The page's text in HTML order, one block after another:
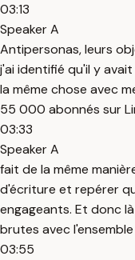
03:13
Speaker A
Antipersonas, leurs
j'ai identifié qu'il y
la même chose avec
55 000 abonnés sur
03:33
Speaker A
fait de la même
d'écriture et repérer
engageants. Et donc
brutes avec
03:55